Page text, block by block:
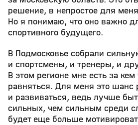
решение, в непростое для
Но я понимаю, что оно важно
спортивного будущего.
В Подмосковье собрали
и спортсмены, и тренеры, и
В этом регионе мне есть за кем
равняться. Для меня это шанс
и развиваться, ведь лучше
сильных, чем сильным среди
будет еще больше